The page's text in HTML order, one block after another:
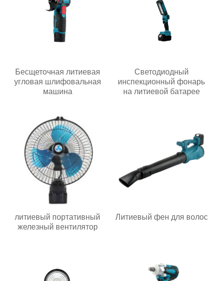
Бесщеточная литиевая
угловая шлифовальная
машина
Светодиодный
инспекционный фонарь
на литиевой батарее
литиевый портативный
железный вентилятор
Литиевый фен для волос